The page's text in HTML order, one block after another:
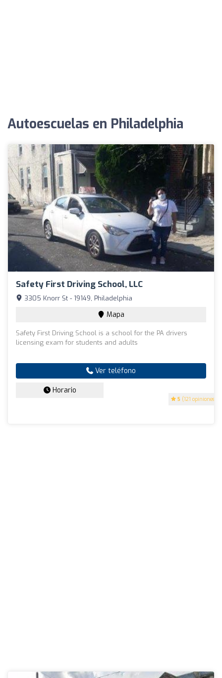
Autoescuelas en Philadelphia
Safety First Driving School, LLC
5 (121 opiniones)
3305 Knorr St - 19149, Philadelphia
Mapa
Safety First Driving School is a school for the PA drivers
licensing exam for students and adults
Ver teléfono
Horario